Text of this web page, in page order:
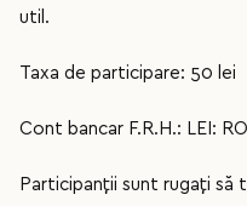
util.
Taxa de participare: 50 lei
Cont bancar F.R.H.: LEI:
Participanții sunt rugați să